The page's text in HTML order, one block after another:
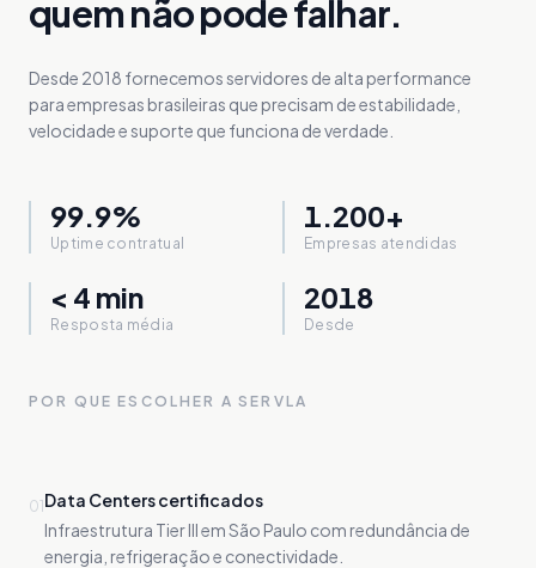
quem não pode falhar.
Desde 2018 fornecemos servidores de alta performance
para empresas brasileiras que precisam de estabilidade,
velocidade e suporte que funciona de verdade.
99.9%
Uptime contratual
1.200+
Empresas atendidas
< 4 min
Resposta média
2018
Desde
POR QUE ESCOLHER A SERVLA
01 Data Centers certificados
Infraestrutura Tier III em São Paulo com redundância de
energia, refrigeração e conectividade.